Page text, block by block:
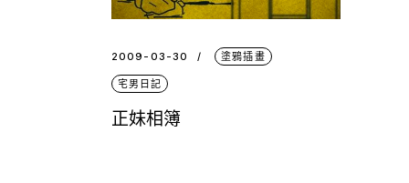
2009-03-30 塗鴉插畫
宅男日記
正妹相簿